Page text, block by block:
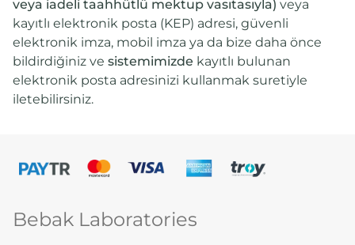
veya iadeli taahhütlü mektup vasıtasıyla) veya
kayıtlı elektronik posta (KEP) adresi, güvenli
elektronik imza, mobil imza ya da bize daha önce
bildirdiğiniz ve sistemimizde kayıtlı bulunan
elektronik posta adresinizi kullanmak suretiyle
iletebilirsiniz.
Bebak Laboratories